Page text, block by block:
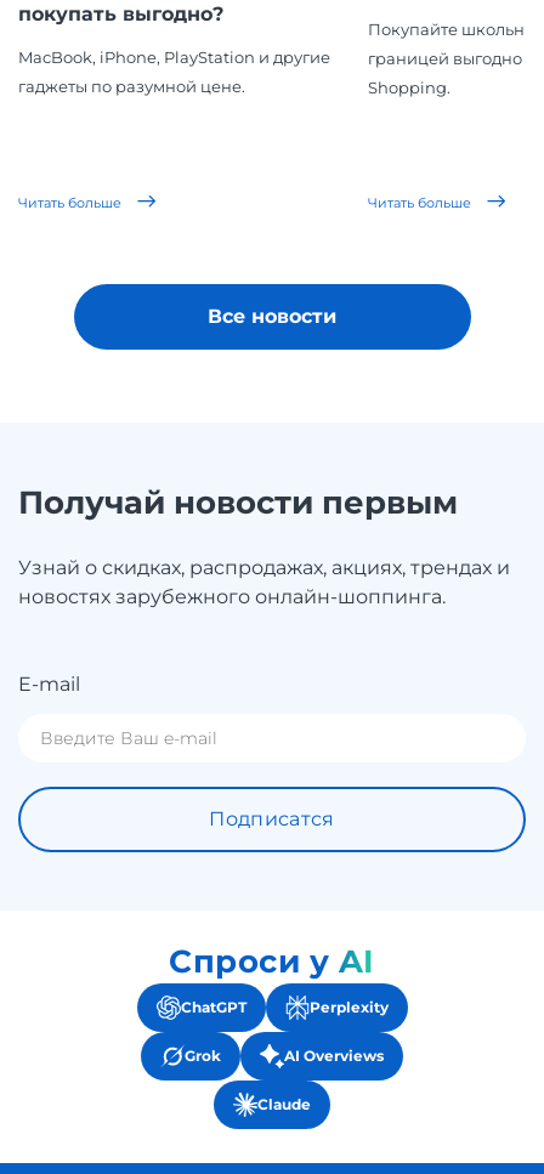
покупать выгодно?
MacBook, iPhone, PlayStation и другие
гаджеты по разумной цене.
Читать больше
Покупайте
границей выгодно
Shopping.
Читать больше
Все новости
Получай новости первым
Узнай о скидках, распродажах, акциях, трендах и
новостях зарубежного онлайн-шоппинга.
E-mail
Подписатся
Спроси у AI
ChatGPT Perplexity
Grok AI Overviews
Claude